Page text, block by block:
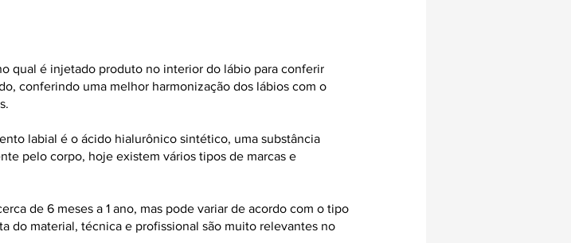
qual é injetado produto no interior do lábio para conferir
conferindo uma melhor harmonização dos lábios com o
labial é o ácido hialurônico sintético, uma substância
pelo corpo, hoje existem vários tipos de marcas e
de 6 meses a 1 ano, mas pode variar de acordo com o tipo
do material, técnica e profissional são muito relevantes no